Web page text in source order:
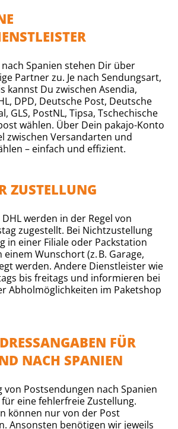
Spanien stehen Dir über
Partner zu. Je nach Sendungsart,
kannst Du zwischen Asendia,
DPD, Deutsche Post, Deutsche
GLS, PostNL, Tipsa, Tschechische
wählen. Über Dein pakajo-Konto
zwischen Versandarten und
– einfach und effizient.
ZUSTELLUNG
werden in der Regel von
zugestellt. Bei Nichtzustellung
in einer Filiale oder Packstation
Wunschort (z. B. Garage,
werden. Andere Dienstleister wie
bis freitags und informieren bei
Abholmöglichkeiten im Paketshop
FÜR
NACH SPANIEN
von Postsendungen nach Spanien
eine fehlerfreie Zustellung.
können nur von der Post
Ansonsten benötigen wir jeweils